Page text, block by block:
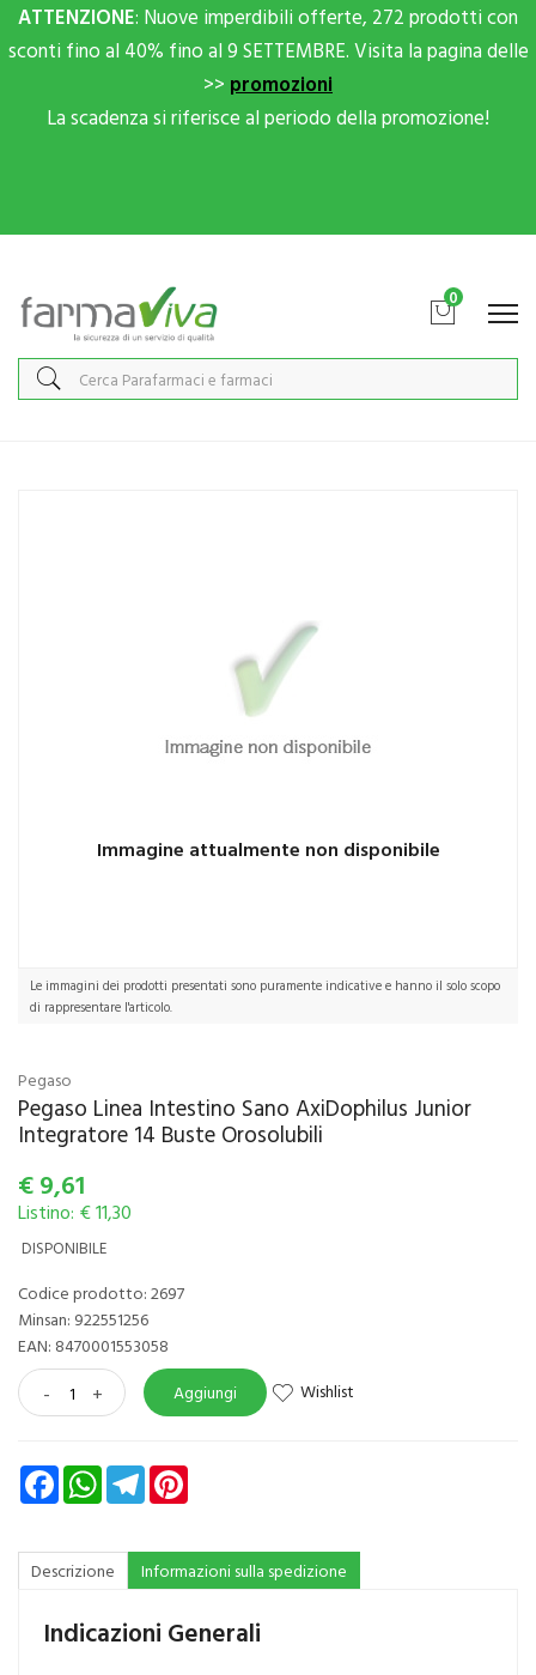
ATTENZIONE: Nuove imperdibili offerte, 272 prodotti con
sconti fino al 40% fino al 9 SETTEMBRE. Visita la pagina delle
>> promozioni
La scadenza si riferisce al periodo della promozione!
0
Immagine attualmente non disponibile
Le immagini dei prodotti presentati sono puramente indicative e hanno il solo scopo
di rappresentare l'articolo.
Pegaso
Pegaso Linea Intestino Sano AxiDophilus Junior
Integratore 14 Buste Orosolubili
€9,61
Listino: € 11,30
DISPONIBILE
Codice prodotto: 2697
Minsan: 922551256
EAN: 8470001553058
- + Aggiungi Wishlist
FacebookWhatsAppTelegram
Descrizione Informazioni sulla spedizione
Indicazioni Generali